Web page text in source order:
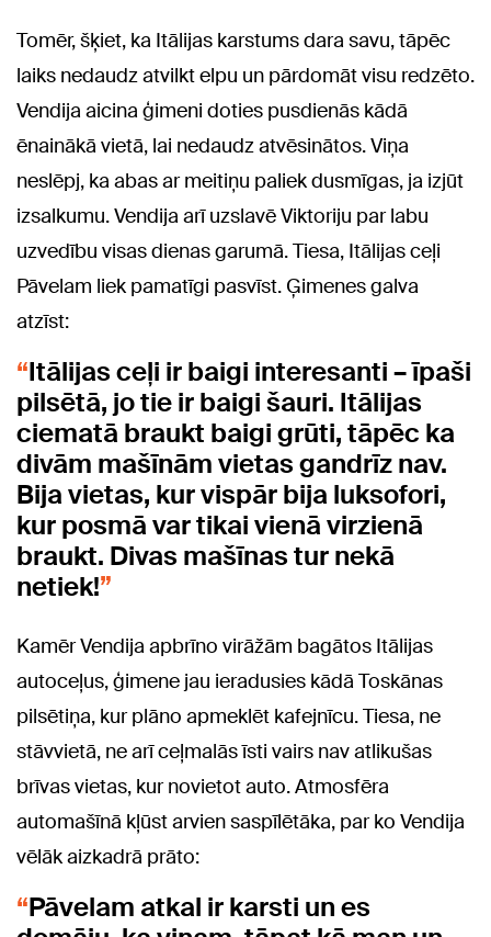
Tomēr, šķiet, ka Itālijas karstums dara savu, tāpēc
laiks nedaudz atvilkt elpu un pārdomāt visu redzēto.
Vendija aicina ģimeni doties pusdienās kādā
ēnainākā vietā, lai nedaudz atvēsinātos. Viņa
neslēpj, ka abas ar meitiņu paliek dusmīgas, ja izjūt
izsalkumu. Vendija arī uzslavē Viktoriju par labu
uzvedību visas dienas garumā. Tiesa, Itālijas ceļi
Pāvelam liek pamatīgi pasvīst. Ģimenes galva
atzīst:
Itālijas ceļi ir baigi interesanti – īpaši
pilsētā, jo tie ir baigi šauri. Itālijas
ciematā braukt baigi grūti, tāpēc ka
divām mašīnām vietas gandrīz nav.
Bija vietas, kur vispār bija luksofori,
kur posmā var tikai vienā virzienā
braukt. Divas mašīnas tur nekā
netiek!
Kamēr Vendija apbrīno virāžām bagātos Itālijas
autoceļus, ģimene jau ieradusies kādā Toskānas
pilsētiņa, kur plāno apmeklēt kafejnīcu. Tiesa, ne
stāvvietā, ne arī ceļmalās īsti vairs nav atlikušas
brīvas vietas, kur novietot auto. Atmosfēra
automašīnā kļūst arvien saspīlētāka, par ko Vendija
vēlāk aizkadrā prāto:
Pāvelam atkal ir karsti un es